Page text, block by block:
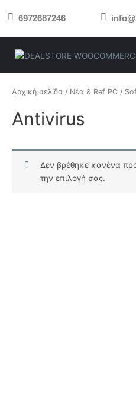
στο 6972687246
Αρχική σελίδα / Νέα & Ref PC /
Antivirus
Δεν βρέθηκε κανένα
την επιλογή σας.